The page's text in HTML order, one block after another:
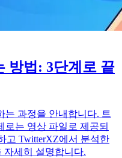
방법: 3단계로 끝
는 과정을 안내합니다. 트
로는 영상 파일로 제공되
고 TwitterXZ에서 분석한
자세히 설명합니다.